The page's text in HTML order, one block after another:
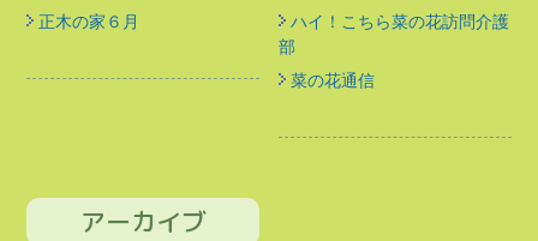
正木の家６月
ハイ！こちら菜の花訪問介護
部
菜の花通信
アーカイブ